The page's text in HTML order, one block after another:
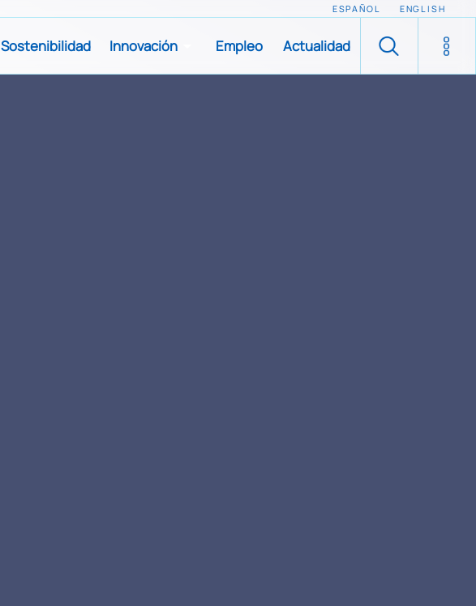
ESPAÑOL ENGLISH
Sostenibilidad Innovación Empleo Actualidad